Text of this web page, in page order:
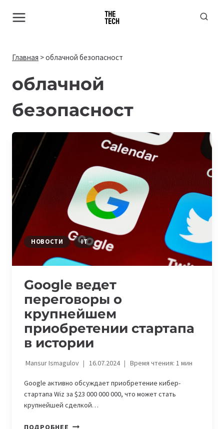
Главная >облачной безопасност
облачной
безопасност
НОВОСТИ IT
Google ведет
переговоры о
крупнейшем
приобретении стартапа
в истории
Mansur Ismagulov 16.07.2024 Время чтения: 1мин
Google активно обсуждает приобретение кибер-
стартапа Wiz за $23 000 000 000, что может стать
крупнейшей сделкой…
ПОДРОБНЕЕ GOOGLE